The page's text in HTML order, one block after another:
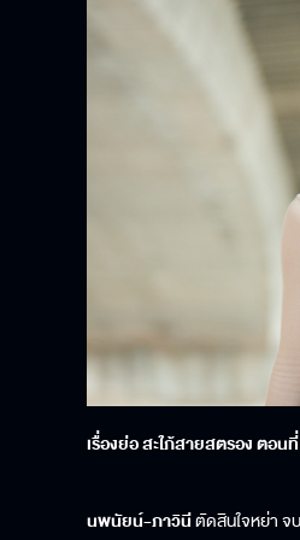
เรื่องย่อ สะใภ้สายสตรอง ตอน
นพนัยน์-ภาวินีตัดสินใจหย่า จ